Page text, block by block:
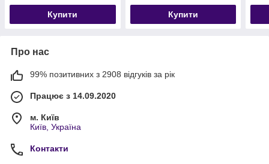
Купити Купити
Про нас
99% позитивних з 2908 відгуків за рік
Працює з 14.09.2020
м. Київ
Київ, Україна
Контакти